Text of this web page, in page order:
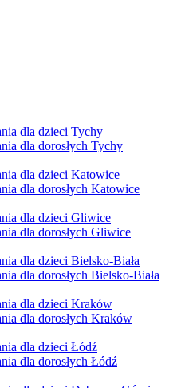
dla dzieci Tychy
dla dorosłych Tychy
dla dzieci Katowice
dla dorosłych Katowice
dla dzieci Gliwice
dla dorosłych Gliwice
dla dzieci Bielsko-Biała
dla dorosłych Bielsko-Biała
dla dzieci Kraków
dla dorosłych Kraków
dla dzieci Łódź
dla dorosłych Łódź